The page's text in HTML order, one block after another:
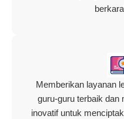
Memberikan layanan
guru-guru terbaik dan
inovatif untuk